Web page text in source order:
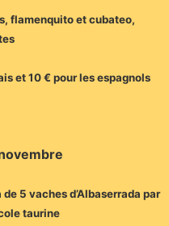
flamenquito et cubateo,
et 10 € pour les espagnols
5 vaches d’Albaserrada par
taurine